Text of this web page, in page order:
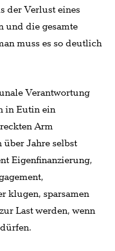
der Verlust eines
die gesamte
muss es so deutlich
Verantwortung
in Eutin ein
Arm
Jahre selbst
Eigenfinanzierung,
klugen, sparsamen
Last werden, wenn